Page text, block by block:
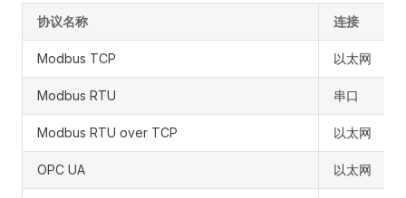
协议名称 连接
Modbus TCP 以太网
Modbus RTU 串口
Modbus RTU over TCP 以太网
OPC UA 以太网